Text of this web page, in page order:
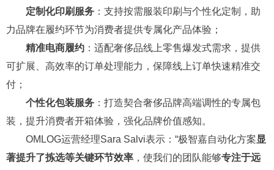
定制化印刷服务 ：支持按需服装印刷与个性化定制，助
力品牌在履约环节为消费者提供专属化产品体验；
精准电商履约 ：适配奢侈品线上零售爆发式需求，提供
可扩展、高效率的订单处理能力，保障线上订单快速精准交
付；
个性化包装服务 ：打造契合奢侈品牌高端调性的专属包
装，提升消费者开箱体验，强化品牌价值感知。
OMLOG运营经理Sara Salvi表示：“极智嘉自动化方案显
著提升了拣选等关键环节效率 ，使我们的团队能够专注于远